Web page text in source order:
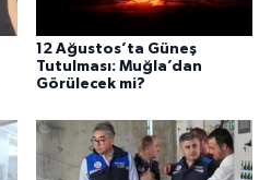
12 Ağustos’ta Güneş
Tutulması: Muğla’dan
Görülecek mi?